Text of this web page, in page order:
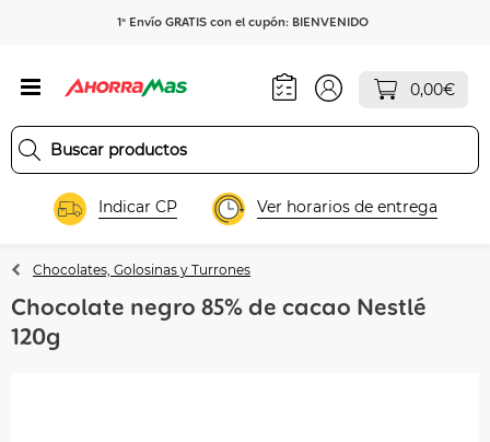
1º Envío GRATIS con el cupón: BIENVENIDO
0,00€
Indicar CP Ver horarios de entrega
Chocolates, Golosinas y Turrones
Chocolate negro 85% de cacao Nestlé
120g